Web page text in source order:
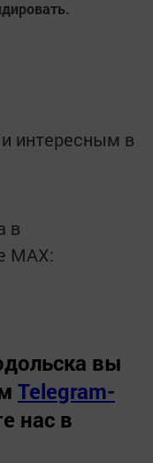
интересным в
в
MАХ:
вы
Telegram-
нас в